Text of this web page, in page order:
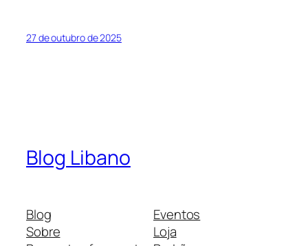
27 de outubro de 2025
Blog Libano
Blog
Sobre
Eventos
Loja